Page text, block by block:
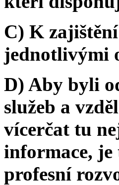
C) K
jednotlivými
D) Aby byli
služeb a
vícerčat tu
informace,
profesní